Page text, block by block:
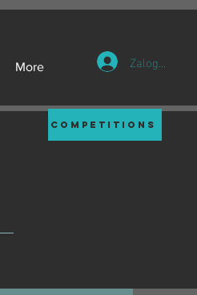
More Zaloguj się
competitions